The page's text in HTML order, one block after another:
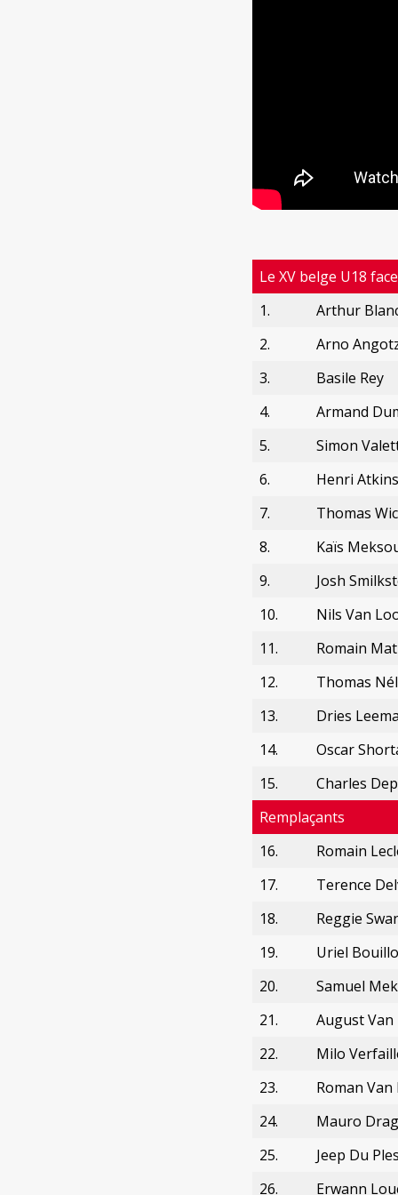
Le XV belge U18
1.
Arthur
2.
Arno
3.
Basile Rey
4.
Armand
5.
Simon
6.
Henri
7.
Thomas
8.
Kaïs
9.
Josh
10.
Nils Van
11.
Romain
12.
Thomas
13.
Dries
14.
Oscar
15.
Charles
Remplaçants
16.
Romain
17.
Terence
18.
Reggie
19.
Uriel
20.
Samuel
21.
August Van
22.
Milo
23.
Roman
24.
Mauro
25.
Jeep Du
26.
Erwann